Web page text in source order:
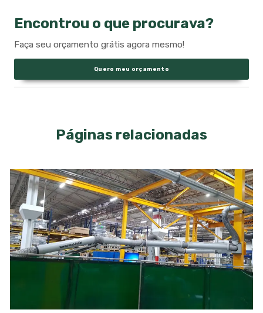
Encontrou o que procurava?
Faça seu orçamento grátis agora mesmo!
Quero meu orçamento
Páginas relacionadas